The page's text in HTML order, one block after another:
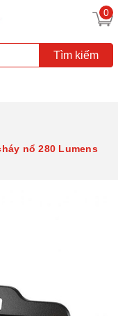
0
Tìm kiếm
nổ 280 Lumens